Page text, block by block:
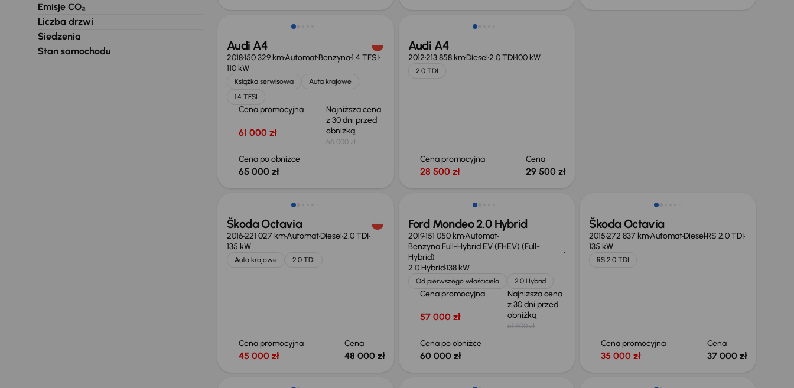
Emisje CO₂
Liczba drzwi
Siedzenia
Stan samochodu
Audi A4
2018150 329 kmAutomatBenzyna1.4 TFSI
110 kW
Książka serwisowa
Auta krajowe
1.4 TFSI
Cena promocyjna
61 000 zł
Najniższa cena
z 30 dni przed
obniżką
66 000 zł
Cena po obniżce
65 000 zł
Audi A4
2012213 858 kmDiesel2.0 TDI100 kW
2.0 TDI
Cena promocyjna
28 500 zł
Cena
29 500 zł
Škoda Octavia
2016221 027 kmAutomatDiesel2.0 TDI
135 kW
Auta krajowe 2.0 TDI
Cena promocyjna
45 000 zł
Cena
48 000 zł
Taniej o 1 500 zł
Ford Mondeo 2.0 Hybrid
2019151 050 kmAutomat
Benzyna Full-Hybrid EV (FHEV) (Full-
Hybrid)
2.0 Hybrid138 kW
Od pierwszego właściciela 2.0 Hybrid
Cena promocyjna
57 000 zł
Najniższa cena
z 30 dni przed
obniżką
61 500 zł
Cena po obniżce
60 000 zł
Škoda Octavia
2015272 837 kmAutomatDieselRS 2.0 TDI
135 kW
RS 2.0 TDI
Cena promocyjna
35 000 zł
Cena
37 000 zł
Taniej o 1 000 zł Taniej o 500 zł